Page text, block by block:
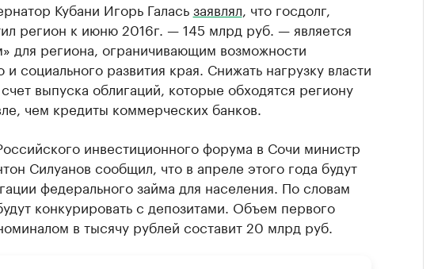
Кубани Игорь Галасьзаявлял , что госдолг,
регион к июню 2016г. — 145 млрд руб. — является
для региона, ограничивающим возможности
социального развития края. Снижать нагрузку власти
выпуска облигаций, которые обходятся региону
чем кредиты коммерческих банков.
инвестиционного форума в Сочи министр
Силуанов сообщил, что в апреле этого года будут
федерального займа для населения. По словам
конкурировать с депозитами. Объем первого
в тысячу рублей составит 20 млрд руб.